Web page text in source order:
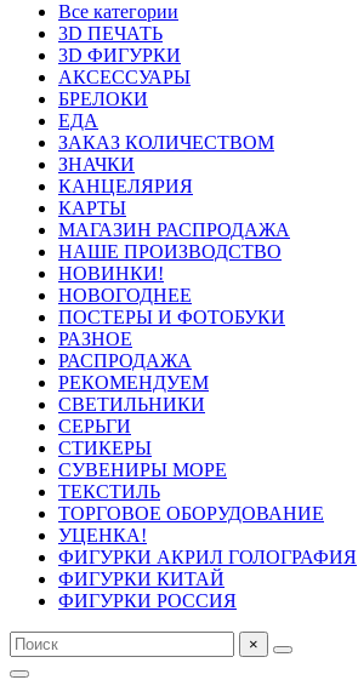
Все категории
3D ПЕЧАТЬ
3D ФИГУРКИ
АКСЕССУАРЫ
БРЕЛОКИ
ЕДА
ЗАКАЗ КОЛИЧЕСТВОМ
ЗНАЧКИ
КАНЦЕЛЯРИЯ
КАРТЫ
МАГАЗИН РАСПРОДАЖА
НАШЕ ПРОИЗВОДСТВО
НОВИНКИ!
НОВОГОДНЕЕ
ПОСТЕРЫ И ФОТОБУКИ
РАЗНОЕ
РАСПРОДАЖА
РЕКОМЕНДУЕМ
СВЕТИЛЬНИКИ
СЕРЬГИ
СТИКЕРЫ
СУВЕНИРЫ МОРЕ
ТЕКСТИЛЬ
ТОРГОВОЕ ОБОРУДОВАНИЕ
УЦЕНКА!
ФИГУРКИ АКРИЛ ГОЛОГРАФИЯ
ФИГУРКИ КИТАЙ
ФИГУРКИ РОССИЯ
×